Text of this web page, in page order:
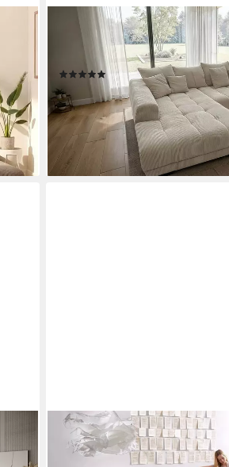
MASSIVART®
Ecksofa Cord 300x215 cm /
ARTEMIS, inkl. Kissen-Set · frei
(65)
ab 1.129,99 € 1.199,99 €
-6%
lieferbar in 4 Wochen
DOMO COLLECTION
Wohnlandschaft MORIC
Form, auch in Cord, im XXL-